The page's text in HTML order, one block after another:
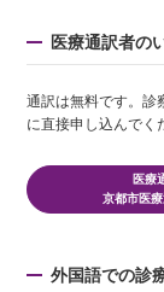
医療通訳者の
通訳は無料です。診
に直接申し込んでく
医療
京都市医
外国語での診